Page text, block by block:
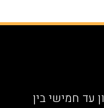
עד חמישי בין